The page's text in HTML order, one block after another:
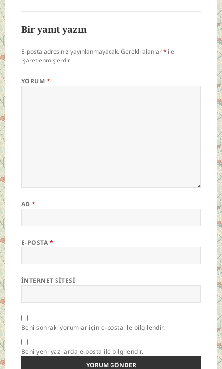
Bir yanıt yazın
E-posta adresiniz yayınlanmayacak.Gerekli alanlar* ile
işaretlenmişlerdir
YORUM *
AD*
E-POSTA *
İNTERNET SITESI
Beni sonraki yorumlar için e-posta ile bilgilendir.
Beni yeni yazılarda e-posta ile bilgilendir.